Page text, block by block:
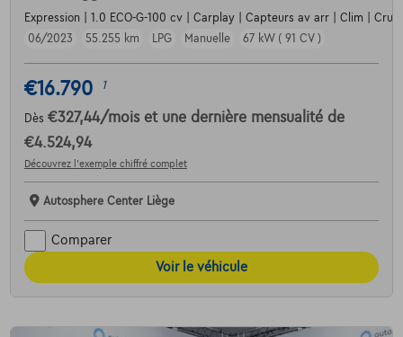
Expression | 1.0 ECO-G-100 cv | Carplay | Capteurs av arr | Clim |
06/2023
55.255 km LPG Manuelle 67 kW ( 91 CV )
€16.790 1
Dès €327,44/mois et une dernière mensualité de
€4.524,94
Découvrez l’exemple chiffré complet
Autosphere Center Liège
Comparer
Voir le véhicule